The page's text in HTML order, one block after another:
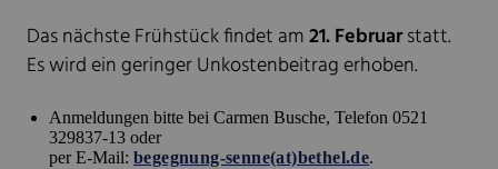
Das nächste Frühstück findet am21. Februarstatt.
Es wird ein geringer Unkostenbeitrag erhoben.
Anmeldungen bitte bei Carmen Busche, Telefon 0521
329837-13 oder
per E-Mail: begegnung-senne(at)bethel.de.